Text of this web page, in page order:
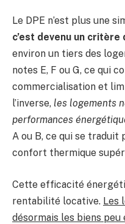
Le DPE n’est plus une
c’est devenu un critère
environ un tiers des
notes E, F ou G, ce qui
commercialisation et
l’inverse, les logements
performances
A ou B, ce qui se traduit
confort thermique
Cette efficacité
rentabilité locative. Les
désormais les biens peu